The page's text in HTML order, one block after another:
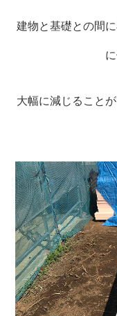
建物と基礎との間
大幅に減じること